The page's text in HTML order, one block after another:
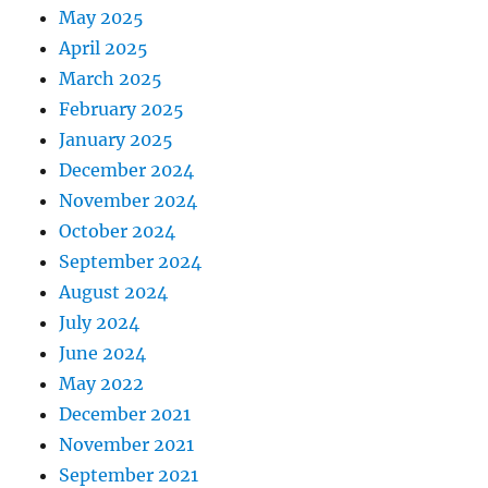
May 2025
April 2025
March 2025
February 2025
January 2025
December 2024
November 2024
October 2024
September 2024
August 2024
July 2024
June 2024
May 2022
December 2021
November 2021
September 2021